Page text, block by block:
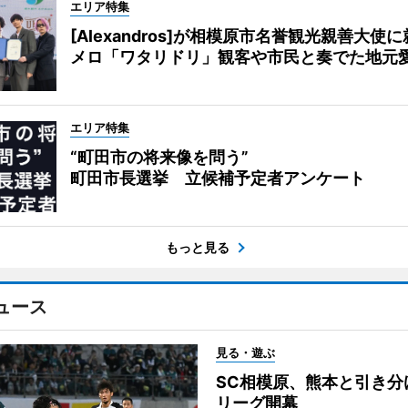
エリア特集
[Alexandros]が相模原市名誉観光親善大使に
メロ「ワタリドリ」観客や市民と奏でた地元
エリア特集
“町田市の将来像を問う”
町田市長選挙 立候補予定者アンケート
もっと見る
ース
見る・遊ぶ
SC相模原、熊本と引き
リーグ開幕